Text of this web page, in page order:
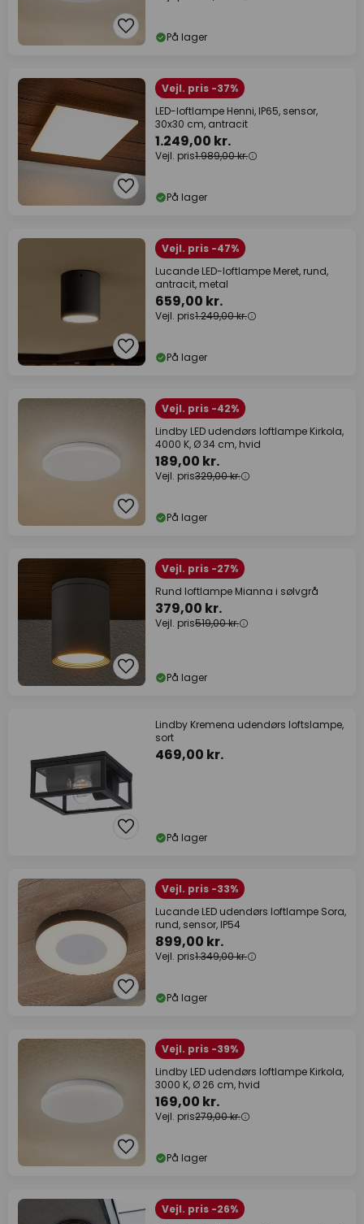
På lager
Vejl. pris -37%
LED-loftlampe Henni, IP65, sensor,
30x30 cm, antracit
1.249,00 kr.
Vejl. pris1.989,00 kr.
På lager
Vejl. pris -47%
Lucande LED-loftlampe Meret, rund,
antracit, metal
659,00 kr.
Vejl. pris1.249,00 kr.
På lager
Vejl. pris -42%
Lindby LED udendørs loftlampe Kirkola,
4000 K, Ø 34 cm, hvid
189,00 kr.
Vejl. pris329,00 kr.
På lager
Vejl. pris -27%
Rund loftlampe Mianna i sølvgrå
379,00 kr.
Vejl. pris519,00 kr.
På lager
Lindby Kremena udendørs loftslampe,
sort
469,00 kr.
På lager
Vejl. pris -33%
Lucande LED udendørs loftlampe Sora,
rund, sensor, IP54
899,00 kr.
Vejl. pris1.349,00 kr.
På lager
Vejl. pris -39%
Lindby LED udendørs loftlampe Kirkola,
3000 K, Ø 26 cm, hvid
169,00 kr.
Vejl. pris279,00 kr.
På lager
Vejl. pris -26%